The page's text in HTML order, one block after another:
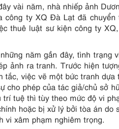
vài năm, nhà nhiếp ảnh
công ty XQ Đà Lạt đã
thuê luật sư kiện công ty
năm gần đây, tình trạng
ảnh ra tranh. Trước hiện
tắc, việc vẽ một bức tranh
cho phép của tác giả/chủ sở
trí tuệ thì tùy theo mức độ vi
hoặc bị xử lý bởi tòa án
vi xâm phạm nghiêm trọng.